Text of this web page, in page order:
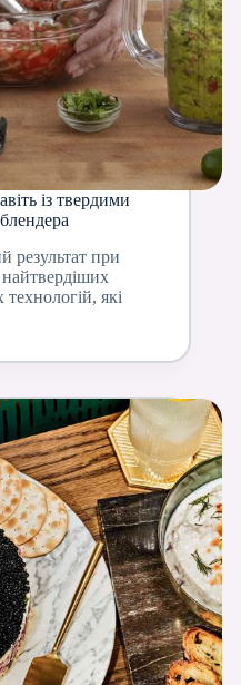
із твердими
результат при
найтвердіших
які